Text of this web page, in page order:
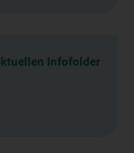
Infofolder